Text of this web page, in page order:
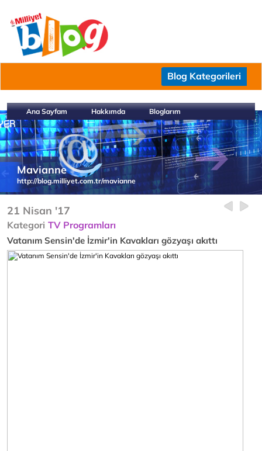
Blog Kategorileri
Ana Sayfam Hakkımda Bloglarım
Mavianne
http://blog.milliyet.com.tr/mavianne
21 Nisan '17
Kategori TV Programları
Vatanım Sensin'de İzmir'in Kavakları gözyaşı akıttı